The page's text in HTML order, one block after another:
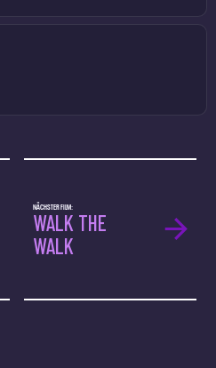
NÄCHSTER FILM:
WALK THE
WALK